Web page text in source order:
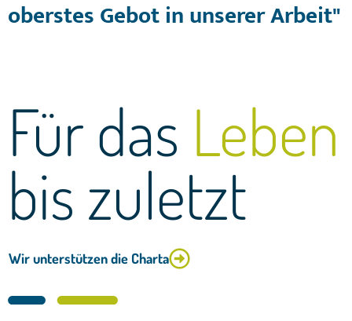
oberstes Gebot in unserer Arbeit"
Für das Leben
bis zuletzt
Wir unterstützen die Charta